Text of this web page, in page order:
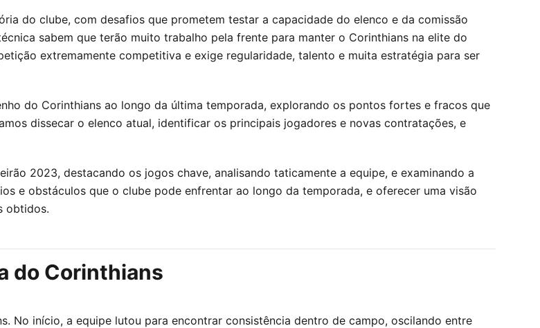
do clube, com desafios que prometem testar a capacidade do elenco e da comissão
sabem que terão muito trabalho pela frente para manter o Corinthians na elite do
extremamente competitiva e exige regularidade, talento e muita estratégia para ser
do Corinthians ao longo da última temporada, explorando os pontos fortes e fracos que
dissecar o elenco atual, identificar os principais jogadores e novas contratações, e
2023, destacando os jogos chave, analisando taticamente a equipe, e examinando a
e obstáculos que o clube pode enfrentar ao longo da temporada, e oferecer uma visão
obtidos.
do Corinthians
No início, a equipe lutou para encontrar consistência dentro de campo, oscilando entre